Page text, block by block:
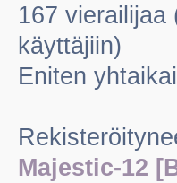
167 vierailijaa
käyttäjiin)
Eniten
Majestic-12